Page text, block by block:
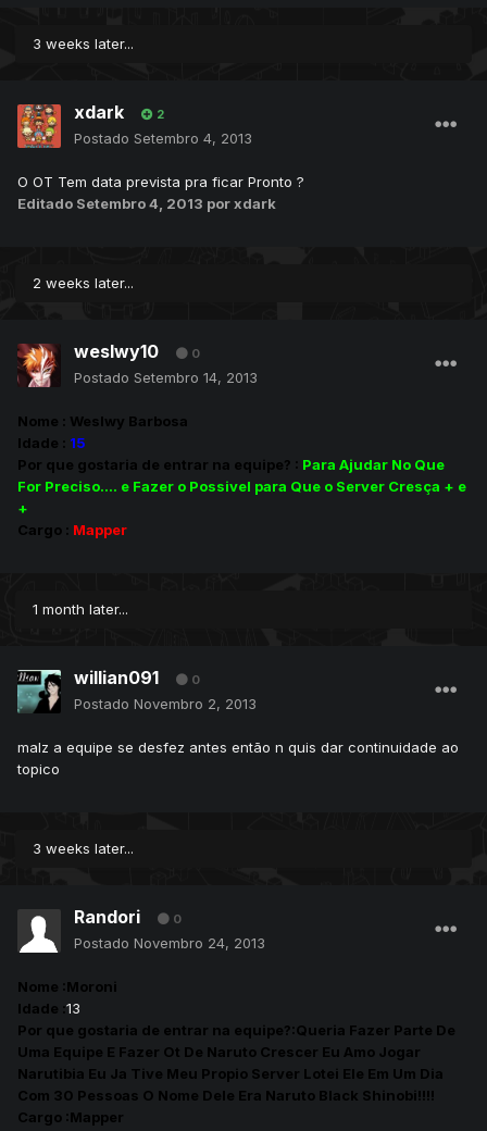
3 weeks later...
xdark 2
Postado Setembro 4, 2013
O OT Tem data prevista pra ficar Pronto ?
Editado Setembro 4, 2013 por xdark
2 weeks later...
weslwy10 0
Postado Setembro 14, 2013
Nome : Weslwy Barbosa
Idade : 15
Por que gostaria de entrar na equipe? : Para Ajudar No Que
For Preciso.... e Fazer o Possivel para Que o Server Cresça + e
+
Cargo : Mapper
1 month later...
willian091 0
Postado Novembro 2, 2013
malz a equipe se desfez antes então n quis dar continuidade ao
topico
3 weeks later...
Randori 0
Postado Novembro 24, 2013
Nome :Moroni
Idade :13
Por que gostaria de entrar na equipe?:Queria Fazer Parte De
Uma Equipe E Fazer Ot De Naruto Crescer Eu Amo Jogar
Narutibia Eu Ja Tive Meu Propio Server Lotei Ele Em Um Dia
Com 30 Pessoas O Nome Dele Era Naruto Black Shinobi!!!!
Cargo :Mapper